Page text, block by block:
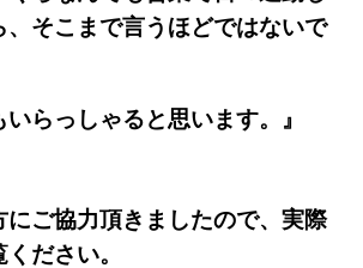
、そこまで言うほどではないで
らっしゃると思います。』
にご協力頂きましたので、実際
ださい。